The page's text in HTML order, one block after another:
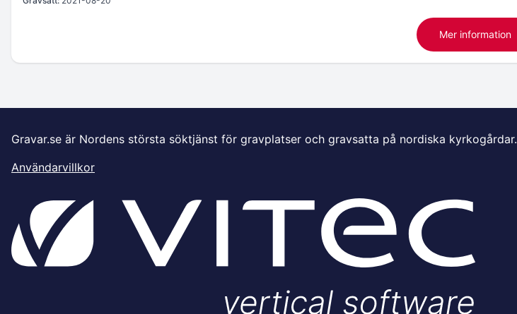
Mer information
Gravar.se är Nordens största söktjänst för gravplatser och gravsatta på nordiska kyrkogårdar.
Användarvillkor